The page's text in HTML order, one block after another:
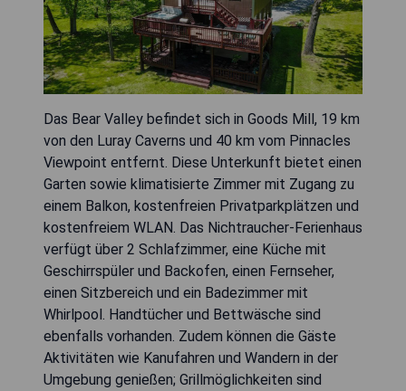
Das Bear Valley befindet sich in Goods Mill, 19 km
von den Luray Caverns und 40 km vom Pinnacles
Viewpoint entfernt. Diese Unterkunft bietet einen
Garten sowie klimatisierte Zimmer mit Zugang zu
einem Balkon, kostenfreien Privatparkplätzen und
kostenfreiem WLAN. Das Nichtraucher-Ferienhaus
verfügt über 2 Schlafzimmer, eine Küche mit
Geschirrspüler und Backofen, einen Fernseher,
einen Sitzbereich und ein Badezimmer mit
Whirlpool. Handtücher und Bettwäsche sind
ebenfalls vorhanden. Zudem können die Gäste
Aktivitäten wie Kanufahren und Wandern in der
Umgebung genießen; Grillmöglichkeiten sind